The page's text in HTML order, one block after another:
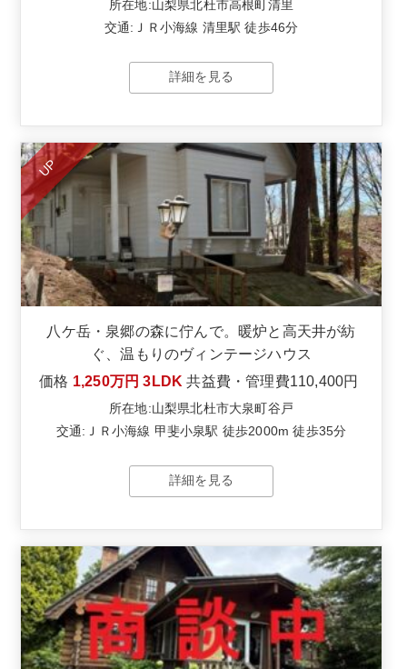
所在地:山梨県北杜市高根町清里
交通:ＪＲ小海線 清里駅 徒歩46分
詳細を見る
UP
八ケ岳・泉郷の森に佇んで。暖炉と高天井が紡
ぐ、温もりのヴィンテージハウス
価格 1,250万円 3LDK 共益費・管理費110,400円
所在地:山梨県北杜市大泉町谷戸
交通:ＪＲ小海線 甲斐小泉駅 徒歩2000m 徒歩35分
詳細を見る